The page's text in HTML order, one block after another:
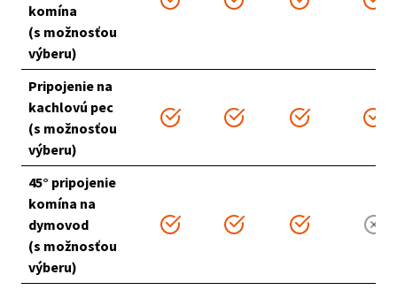
komína
(s možnosťou
výberu)
Pripojenie na
kachlovú pec
(s možnosťou
výberu)
45° pripojenie
komína na
dymovod
(s možnosťou
výberu)